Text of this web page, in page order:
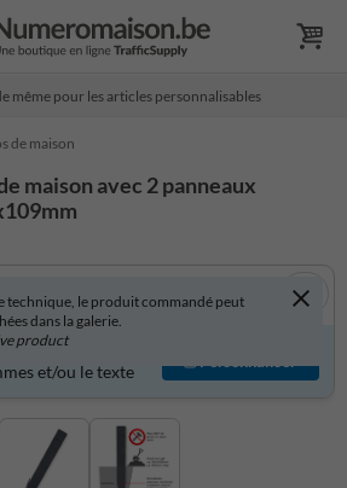
même pour les articles personnalisables
de maison
maison avec 2 panneaux
technique, le produit commandé peut
dans la galerie.
product
?
et/ou le texte
Personnaliser